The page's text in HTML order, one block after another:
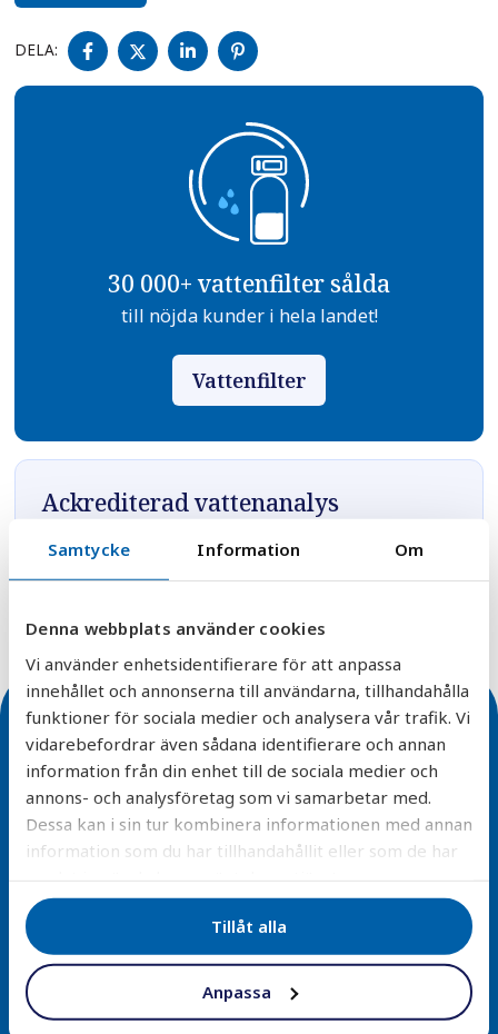
Samtycke Information Om
Denna webbplats använder cookies
Vi använder enhetsidentifierare för att anpassa
innehållet och annonserna till användarna, tillhandahålla
funktioner för sociala medier och analysera vår trafik. Vi
vidarebefordrar även sådana identifierare och annan
information från din enhet till de sociala medier och
annons- och analysföretag som vi samarbetar med.
Dessa kan i sin tur kombinera informationen med annan
information som du har tillhandahållit eller som de har
Tillåt alla
Anpassa
DELA:
DELA
PÅ
FACEBOOK
DELA
PÅ
TWITTER
DELA
PÅ
LINKEDIN
DELA
PÅ
PINTEREST
30 000+ vattenfilter sålda
till nöjda kunder i hela landet!
Vattenfilter
Ackrediterad vattenanalys
Mikrobiologisk - Metaller - Kemisk - Radon
Vattenanalys
Enkel installation
montering och minimal underhåll – vi erbjuder även
installationstjänster.
Läs mer